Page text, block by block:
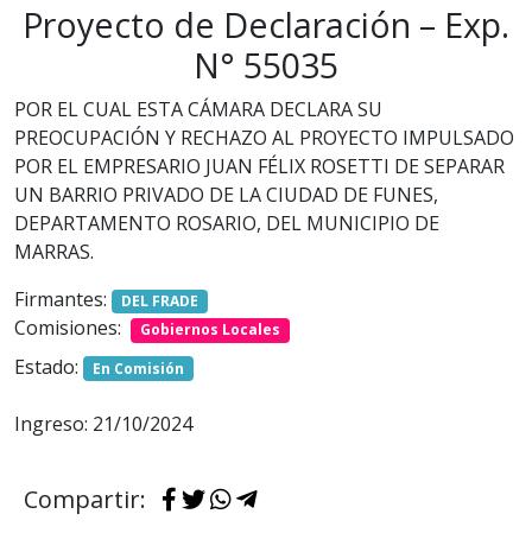
Proyecto de Declaración – Exp.
N° 55035
POR EL CUAL ESTA CÁMARA DECLARA SU
PREOCUPACIÓN Y RECHAZO AL PROYECTO IMPULSADO
POR EL EMPRESARIO JUAN FÉLIX ROSETTI DE SEPARAR
UN BARRIO PRIVADO DE LA CIUDAD DE FUNES,
DEPARTAMENTO ROSARIO, DEL MUNICIPIO DE
MARRAS.
Firmantes:
DEL FRADE
Comisiones: Gobiernos Locales
Estado: En Comisión
Ingreso: 21/10/2024
Compartir: